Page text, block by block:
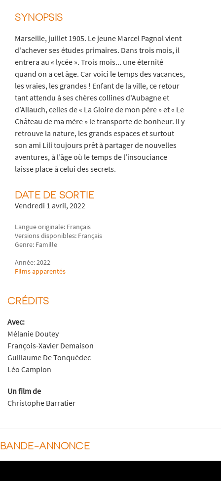
SYNOPSIS
Marseille, juillet 1905. Le jeune Marcel Pagnol vient
d'achever ses études primaires. Dans trois mois, il
entrera au « lycée ». Trois mois... une éternité
quand on a cet âge. Car voici le temps des vacances,
les vraies, les grandes ! Enfant de la ville, ce retour
tant attendu à ses chères collines d'Aubagne et
d’Allauch, celles de « La Gloire de mon père » et « Le
Château de ma mère » le transporte de bonheur. Il y
retrouve la nature, les grands espaces et surtout
son ami Lili toujours prêt à partager de nouvelles
aventures, à l’âge où le temps de l’insouciance
laisse place à celui des secrets.
DATE DE SORTIE
Vendredi 1 avril, 2022
Langue originale: Français
Versions disponibles: Français
Genre: Famille
Année: 2022
Films apparentés
CRÉDITS
Avec:
Mélanie Doutey
François-Xavier Demaison
Guillaume De Tonquédec
Léo Campion
Un film de
Christophe Barratier
BANDE-ANNONCE